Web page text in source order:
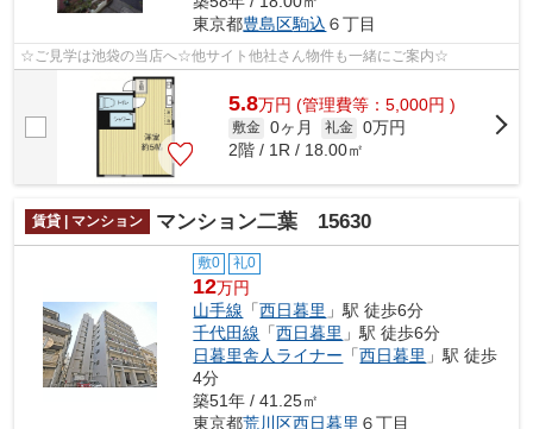
東京都豊島区駒込 ６丁目
☆ご見学は池袋の当店へ☆他サイト他社さん物件も一緒にご案内☆
5.8万円 (管理費等：5,000円 )
敷金 0ヶ月 礼金 0万円
2階 / 1R / 18.00㎡
賃貸 | マンション マンション二葉 15630
敷0 礼0
12万円
山手線 「西日暮里 」駅 徒歩6分
千代田線 「西日暮里 」駅 徒歩6分
日暮里舎人ライナー 「西日暮里 」駅 徒歩
4分
築51年 / 41.25㎡
東京都荒川区西日暮里 ６丁目